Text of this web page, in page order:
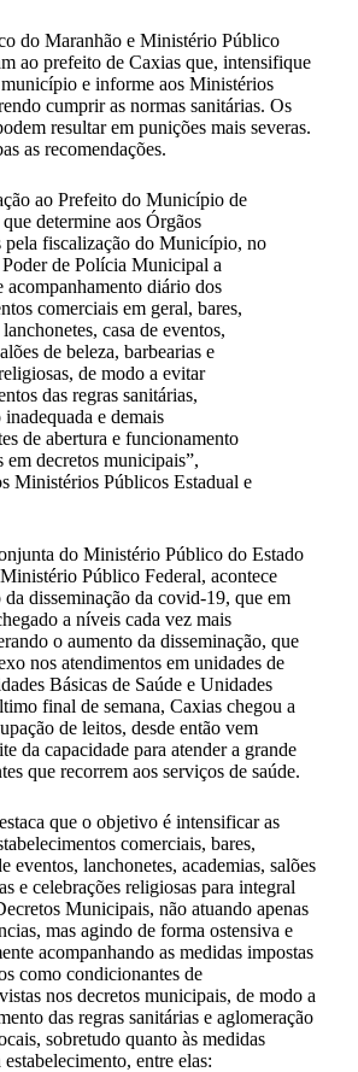
do Maranhão e Ministério Público
ao prefeito de Caxias que, intensifique
e informe aos Ministérios
cumprir as normas sanitárias. Os
resultar em punições mais severas.
as recomendações.
ao Prefeito do Município de
determine aos Órgãos
pela fiscalização do Município, no
de Polícia Municipal a
acompanhamento diário dos
comerciais em geral, bares,
casa de eventos,
de beleza, barbearias e
de modo a evitar
das regras sanitárias,
e demais
de abertura e funcionamento
em decretos municipais”,
Ministérios Públicos Estadual e
do Ministério Público do Estado
Público Federal, acontece
disseminação da covid-19, que em
a níveis cada vez mais
o aumento da disseminação, que
nos atendimentos em unidades de
Básicas de Saúde e Unidades
final de semana, Caxias chegou a
de leitos, desde então vem
da capacidade para atender a grande
que recorrem aos serviços de saúde.
que o objetivo é intensificar as
comerciais, bares,
eventos, lanchonetes, academias, salões
e celebrações religiosas para integral
Municipais, não atuando apenas
mas agindo de forma ostensiva e
acompanhando as medidas impostas
como condicionantes de
nos decretos municipais, de modo a
das regras sanitárias e aglomeração
sobretudo quanto às medidas
entre elas: